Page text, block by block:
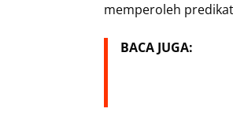
memperoleh
BACA JUGA: